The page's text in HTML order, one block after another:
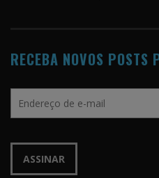
RECEBA NOVOS POSTS
de
ASSINAR